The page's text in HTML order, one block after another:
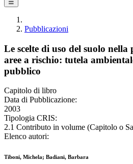
☰
Pubblicazioni
Le scelte di uso del suolo nella
aree a rischio: tutela
pubblico
Capitolo di libro
Data di Pubblicazione:
2003
Tipologia CRIS:
2.1 Contributo in volume (Capitolo o
Elenco autori:
Tiboni, Michela; Badiani, Barbara